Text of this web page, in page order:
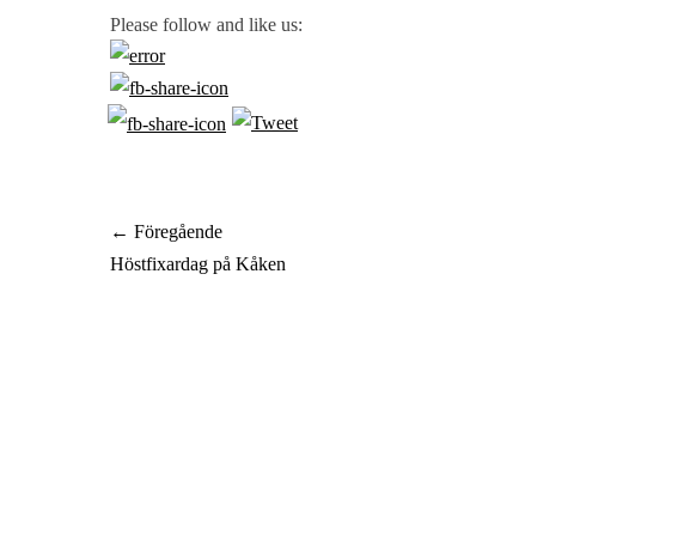
Please follow and like us:
Inläggsnavigering
← Föregående
Föregående
Höstfixardag på Kåken